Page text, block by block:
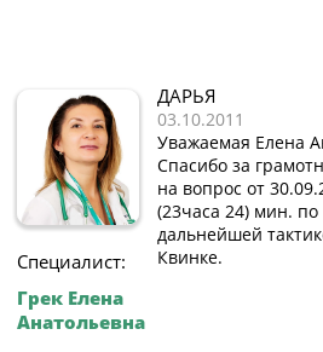
Специалист:
Грек Елена
Анатольевна
ДАРЬЯ
03.10.2011
Уважаемая Елена
Спасибо за
на вопрос от
(23часа 24) мин.
дальнейшей
Квинке.